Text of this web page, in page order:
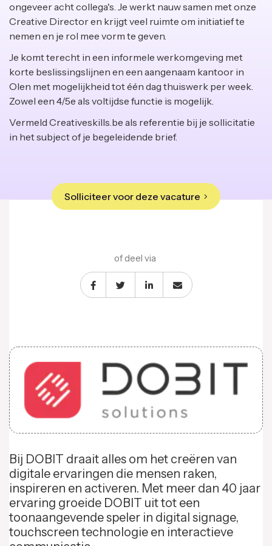
ongeveer acht collega's. Je werkt nauw samen met onze
Creative Director en krijgt veel ruimte om initiatief te
nemen en je rol mee vorm te geven.
Je komt terecht in een informele werkomgeving met
korte beslissingslijnen en een aangenaam kantoor in
Olen met mogelijkheid tot één dag thuiswerk per week.
Zowel een 4/5e als voltijdse functie is mogelijk.
Vermeld Creativeskills.be als referentie bij je sollicitatie
in het subject of je begeleidende brief.
of deel via
Bij DOBIT draait alles om het creëren van
digitale ervaringen die mensen raken,
inspireren en activeren. Met meer dan 40 jaar
ervaring groeide DOBIT uit tot een
toonaangevende speler in digital signage,
touchscreen technologie en interactieve